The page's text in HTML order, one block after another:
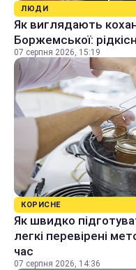
ЛЮДИ
Як виглядають
Боржемської:
07 серпня 2026, 15:19
КОРИСНЕ
Як швидко
легкі перевірені
час
07 серпня 2026, 14:36